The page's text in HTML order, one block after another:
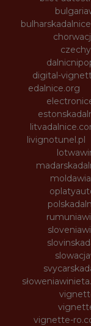
digital-
edalnice.org
livignotunel.pl
vignette-